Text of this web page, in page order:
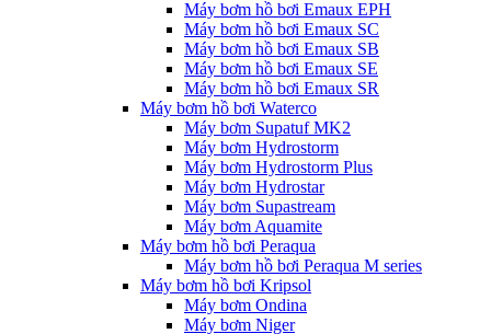
Máy bơm hồ bơi Emaux EPH
Máy bơm hồ bơi Emaux SC
Máy bơm hồ bơi Emaux SB
Máy bơm hồ bơi Emaux SE
Máy bơm hồ bơi Emaux SR
Máy bơm hồ bơi Waterco
Máy bơm Supatuf MK2
Máy bơm Hydrostorm
Máy bơm Hydrostorm Plus
Máy bơm Hydrostar
Máy bơm Supastream
Máy bơm Aquamite
Máy bơm hồ bơi Peraqua
Máy bơm hồ bơi Peraqua M series
Máy bơm hồ bơi Kripsol
Máy bơm Ondina
Máy bơm Niger